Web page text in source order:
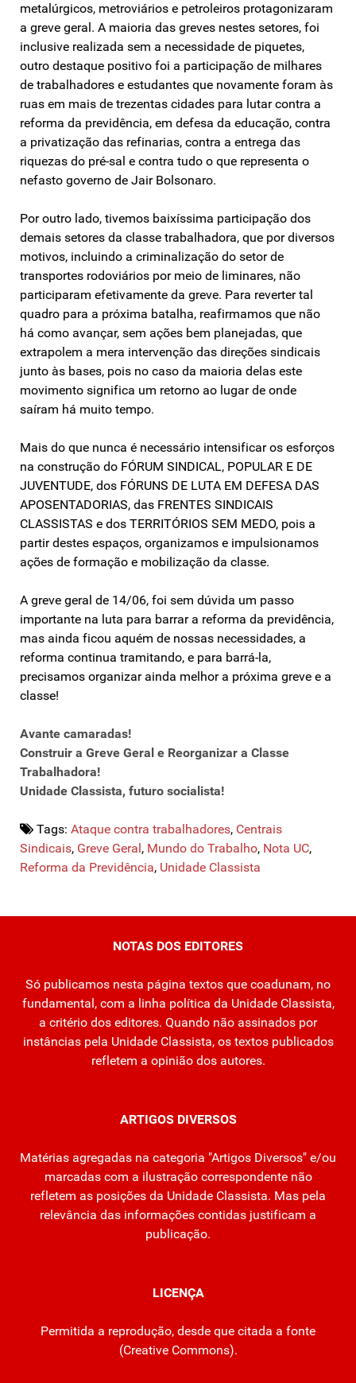
metalúrgicos, metroviários e petroleiros protagonizaram
a greve geral. A maioria das greves nestes setores, foi
inclusive realizada sem a necessidade de piquetes,
outro destaque positivo foi a participação de milhares
de trabalhadores e estudantes que novamente foram às
ruas em mais de trezentas cidades para lutar contra a
reforma da previdência, em defesa da educação, contra
a privatização das refinarias, contra a entrega das
riquezas do pré-sal e contra tudo o que representa o
nefasto governo de Jair Bolsonaro.
Por outro lado, tivemos baixíssima participação dos
demais setores da classe trabalhadora, que por diversos
motivos, incluindo a criminalização do setor de
transportes rodoviários por meio de liminares, não
participaram efetivamente da greve. Para reverter tal
quadro para a próxima batalha, reafirmamos que não
há como avançar, sem ações bem planejadas, que
extrapolem a mera intervenção das direções sindicais
junto às bases, pois no caso da maioria delas este
movimento significa um retorno ao lugar de onde
saíram há muito tempo.
Mais do que nunca é necessário intensificar os esforços
na construção do FÓRUM SINDICAL, POPULAR E DE
JUVENTUDE, dos FÓRUNS DE LUTA EM DEFESA DAS
APOSENTADORIAS, das FRENTES SINDICAIS
CLASSISTAS e dos TERRITÓRIOS SEM MEDO, pois a
partir destes espaços, organizamos e impulsionamos
ações de formação e mobilização da classe.
A greve geral de 14/06, foi sem dúvida um passo
importante na luta para barrar a reforma da previdência,
mas ainda ficou aquém de nossas necessidades, a
reforma continua tramitando, e para barrá-la,
precisamos organizar ainda melhor a próxima greve e a
classe!
Avante camaradas!
Construir a Greve Geral e Reorganizar a Classe
Trabalhadora!
Unidade Classista, futuro socialista!
Tags: Ataque contra trabalhadores, Centrais
Sindicais, Greve Geral, Mundo do Trabalho, Nota UC,
Reforma da Previdência, Unidade Classista
NOTAS DOS EDITORES
Só publicamos nesta página textos que coadunam, no
fundamental, com a linha política da Unidade Classista,
a critério dos editores. Quando não assinados por
instâncias pela Unidade Classista, os textos publicados
refletem a opinião dos autores.
ARTIGOS DIVERSOS
Matérias agregadas na categoria "Artigos Diversos" e/ou
marcadas com a ilustração correspondente não
refletem as posições da Unidade Classista. Mas pela
relevância das informações contidas justificam a
publicação.
LICENÇA
Permitida a reprodução, desde que citada a fonte
(Creative Commons).